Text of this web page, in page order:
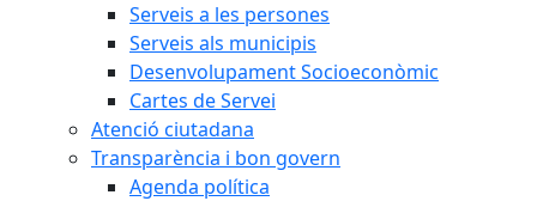
Serveis a les persones
Serveis als municipis
Desenvolupament Socioeconòmic
Cartes de Servei
Atenció ciutadana
Transparència i bon govern
Agenda política